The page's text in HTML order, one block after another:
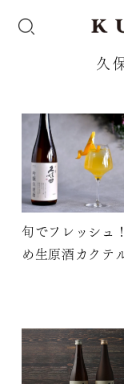
久
旬でフレッシュ
め生原酒カクテ